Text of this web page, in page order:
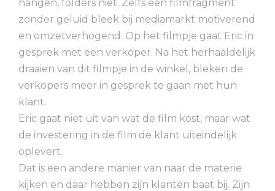
hangen, folders niet. Zelfs een filmfragment
zonder geluid bleek bij mediamarkt motiverend
en omzetverhogend. Op het filmpje gaat Eric in
gesprek met een verkoper. Na het herhaaldelijk
draaien van dit filmpje in de winkel, bleken de
verkopers meer in gesprek te gaan met hun
klant.
Eric gaat niet uit van wat de film kost, maar wat
de investering in de film de klant uiteindelijk
oplevert.
Dat is een andere manier van naar de materie
kijken en daar hebben zijn klanten baat bij. Zijn